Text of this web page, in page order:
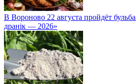
В Вороново 22 августа пройдёт
дранік — 2026»